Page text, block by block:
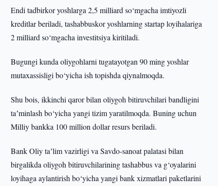
Endi tadbirkor yoshlarga 2,5 milliard so‘mgacha imtiyozli
kreditlar beriladi, tashabbuskor yoshlarning startap loyihalariga
2 milliard so‘mgacha investitsiya kiritiladi.
Bugungi kunda oliygohlarni tugatayotgan 90 ming yoshlar
mutaxassisligi bo‘yicha ish topishda qiynalmoqda.
Shu bois, ikkinchi qaror bilan oliygoh bitiruvchilari bandligini
taʼminlash bo‘yicha yangi tizim yaratilmoqda. Buning uchun
Milliy bankka 100 million dollar resurs beriladi.
Bank Oliy taʼlim vazirligi va Savdo-sanoat palatasi bilan
birgalikda oliygoh bitiruvchilarining tashabbus va g‘oyalarini
loyihaga aylantirish bo‘yicha yangi bank xizmatlari paketlarini